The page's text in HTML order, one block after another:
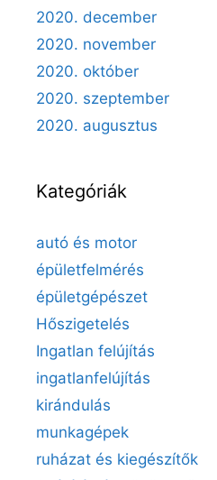
2020. december
2020. november
2020. október
2020. szeptember
2020. augusztus
Kategóriák
autó és motor
épületfelmérés
épületgépészet
Hőszigetelés
Ingatlan felújítás
ingatlanfelújítás
kirándulás
munkagépek
ruházat és kiegészítők